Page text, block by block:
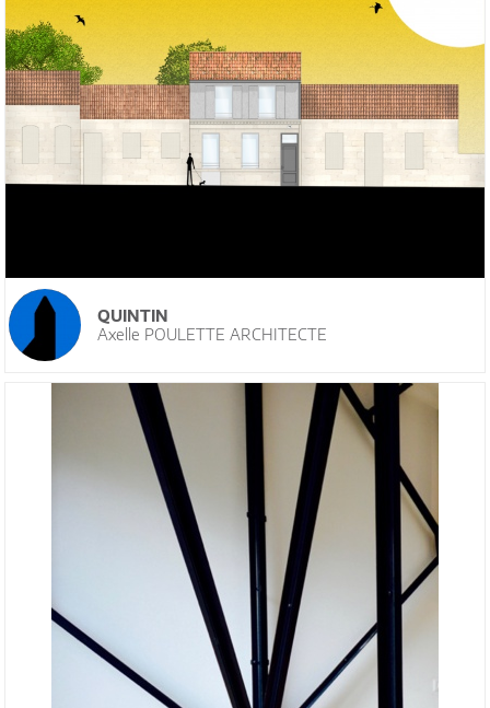
QUINTIN
Axelle POULETTE ARCHITECTE